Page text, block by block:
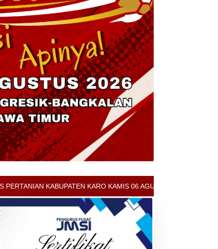
KARO KAMIS 06 AGUSTUS 2026 - ARCIS BERASTAGI :